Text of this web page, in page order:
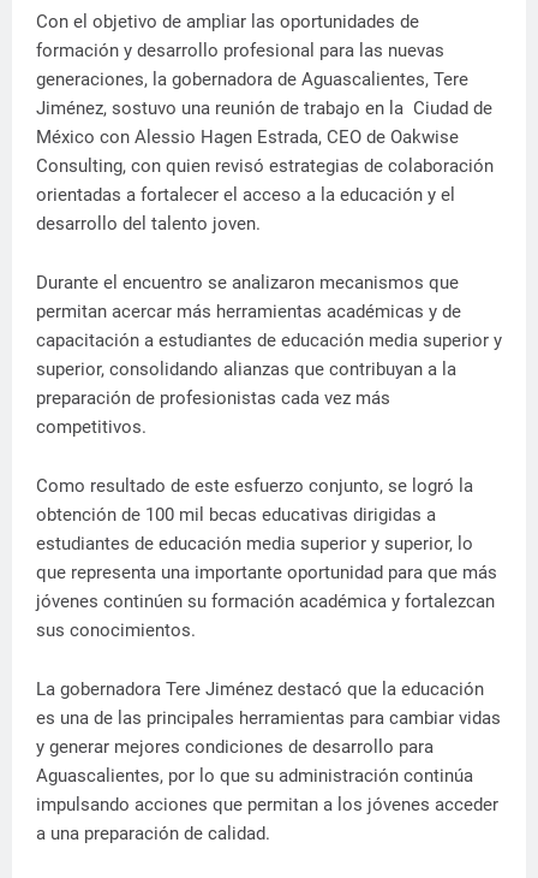
Con el objetivo de ampliar las oportunidades de
formación y desarrollo profesional para las nuevas
generaciones, la gobernadora de Aguascalientes, Tere
Jiménez, sostuvo una reunión de trabajo en la Ciudad de
México con Alessio Hagen Estrada, CEO de Oakwise
Consulting, con quien revisó estrategias de colaboración
orientadas a fortalecer el acceso a la educación y el
desarrollo del talento joven.
Durante el encuentro se analizaron mecanismos que
permitan acercar más herramientas académicas y de
capacitación a estudiantes de educación media superior y
superior, consolidando alianzas que contribuyan a la
preparación de profesionistas cada vez más
competitivos.
Como resultado de este esfuerzo conjunto, se logró la
obtención de 100 mil becas educativas dirigidas a
estudiantes de educación media superior y superior, lo
que representa una importante oportunidad para que más
jóvenes continúen su formación académica y fortalezcan
sus conocimientos.
La gobernadora Tere Jiménez destacó que la educación
es una de las principales herramientas para cambiar vidas
y generar mejores condiciones de desarrollo para
Aguascalientes, por lo que su administración continúa
impulsando acciones que permitan a los jóvenes acceder
a una preparación de calidad.